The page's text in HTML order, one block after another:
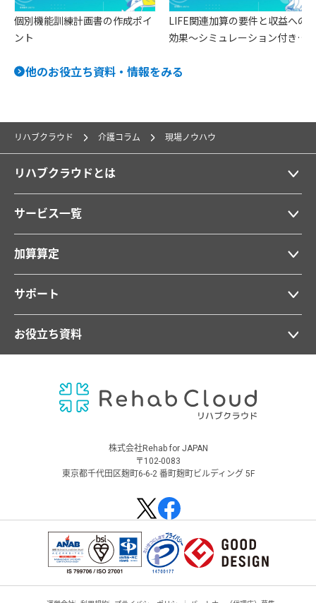
個別機能訓練計画書の作成ポイ
ント
LIFE関連加算の要件と収益への
効果〜シミュレーション付きで
他のお役立ち資料・情報をみる
リハブクラウド 介護コラム 現場ノウハウ
リハブクラウドとは
サービス一覧
加算算定
サポート
お役立ち資料
株式会社Rehab for JAPAN
〒102-0083
東京都千代田区麹町6-6-2 番町麹町ビルディング 5F